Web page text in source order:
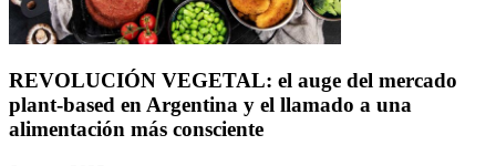
REVOLUCIÓN VEGETAL: el auge del mercado
plant-based en Argentina y el llamado a una
alimentación más consciente